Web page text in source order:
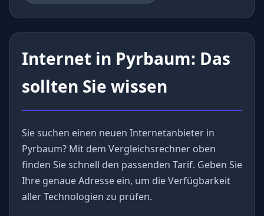
Internet in Pyrbaum: Das
sollten Sie wissen
Sie suchen einen neuen Internetanbieter in
Pyrbaum? Mit dem Vergleichsrechner oben
finden Sie schnell den passenden Tarif. Geben Sie
Ihre genaue Adresse ein, um die Verfügbarkeit
aller Technologien zu prüfen.